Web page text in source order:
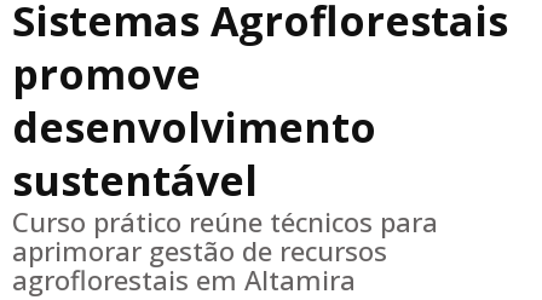
Sistemas Agroflorestais
promove
desenvolvimento
sustentável
Curso prático reúne técnicos para
aprimorar gestão de recursos
agroflorestais em Altamira